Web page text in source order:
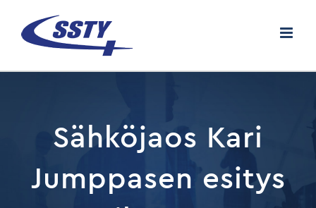
content
Sähköjaos Kari
Jumppasen esitys